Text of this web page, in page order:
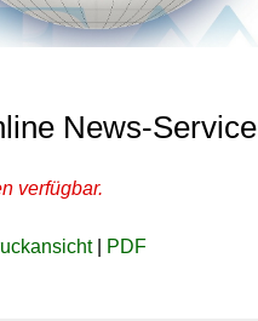
News-Service
verfügbar.
| PDF